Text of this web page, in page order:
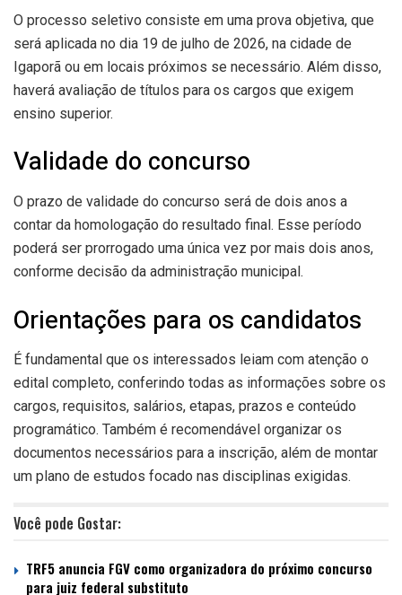
O processo seletivo consiste em uma prova objetiva, que
será aplicada no dia 19 de julho de 2026, na cidade de
Igaporã ou em locais próximos se necessário. Além disso,
haverá avaliação de títulos para os cargos que exigem
ensino superior.
Validade do concurso
O prazo de validade do concurso será de dois anos a
contar da homologação do resultado final. Esse período
poderá ser prorrogado uma única vez por mais dois anos,
conforme decisão da administração municipal.
Orientações para os candidatos
É fundamental que os interessados leiam com atenção o
edital completo, conferindo todas as informações sobre os
cargos, requisitos, salários, etapas, prazos e conteúdo
programático. Também é recomendável organizar os
documentos necessários para a inscrição, além de montar
um plano de estudos focado nas disciplinas exigidas.
Você pode Gostar:
TRF5 anuncia FGV como organizadora do próximo concurso
para juiz federal substituto